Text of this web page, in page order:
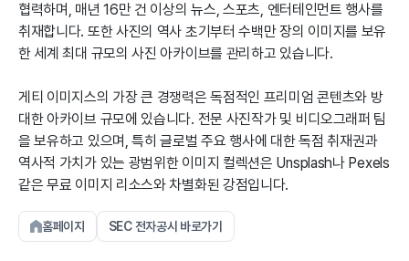
협력하며, 매년 16만 건 이상의 뉴스, 스포츠, 엔터테인먼트 행사를
취재합니다. 또한 사진의 역사 초기부터 수백만 장의 이미지를 보유
한 세계 최대 규모의 사진 아카이브를 관리하고 있습니다.
게티 이미지스의 가장 큰 경쟁력은 독점적인 프리미엄 콘텐츠와 방
대한 아카이브 규모에 있습니다. 전문 사진작가 및 비디오그래퍼 팀
을 보유하고 있으며, 특히 글로벌 주요 행사에 대한 독점 취재권과
역사적 가치가 있는 광범위한 이미지 컬렉션은 Unsplash나 Pexels
같은 무료 이미지 리소스와 차별화된 강점입니다.
홈페이지 SEC 전자공시 바로가기